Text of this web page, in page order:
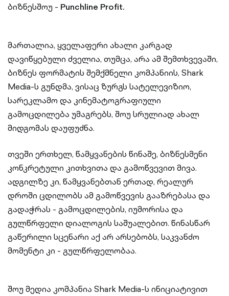
ბიზნესშოუ - Punchline Profit.
მართალია, ყველაფერი ახალი კარგად
დავიწყებული ძველია, თუმცა, არა ამ შემთხვევაში,
ბიზნეს ფორმატის შემქმნელი კომპანიის, Shark
Media-ს გუნდმა, ვისაც ზურგს სატელევიზიო,
სარეკლამო და კინემატოგრაფიული
გამოცდილება უმაგრებს, შოუ სრულიად ახალ
მიდგომას დაუფუძნა.
თვეში ერთხელ, წამყვანების წინაშე, ბიზნესმენი
კონკრეტული კითხვითა და გამოწვევით მივა.
ადგილზე კი, წამყვანებთან ერთად, რეალურ
დროში ცდილობს ამ გამოწვევის გააზრებასა და
გადაჭრას - გამოცდილების, იუმორისა და
გულწრფელი დიალოგის საშუალებით. წინასწარ
გაწერილი სცენარი აქ არ არსებობს, საკვანძო
მომენტი კი - გულწრფელობაა.
შოუ მედია კომპანია Shark Media-ს ინიციატივით